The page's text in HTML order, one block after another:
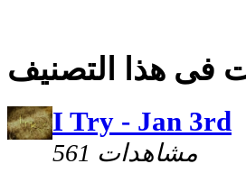
فى هذا التصنيف
I Try - Jan 3rd
561 مشاهدات